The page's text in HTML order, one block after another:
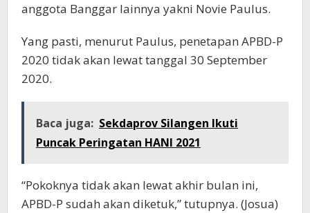
anggota Banggar lainnya yakni Novie Paulus.
Yang pasti, menurut Paulus, penetapan APBD-P
2020 tidak akan lewat tanggal 30 September
2020.
Baca juga: Sekdaprov Silangen Ikuti
Puncak Peringatan HANI 2021
“Pokoknya tidak akan lewat akhir bulan ini,
APBD-P sudah akan diketuk,” tutupnya. (Josua)